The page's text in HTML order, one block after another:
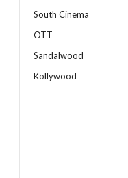
South Cinema
OTT
Sandalwood
Kollywood